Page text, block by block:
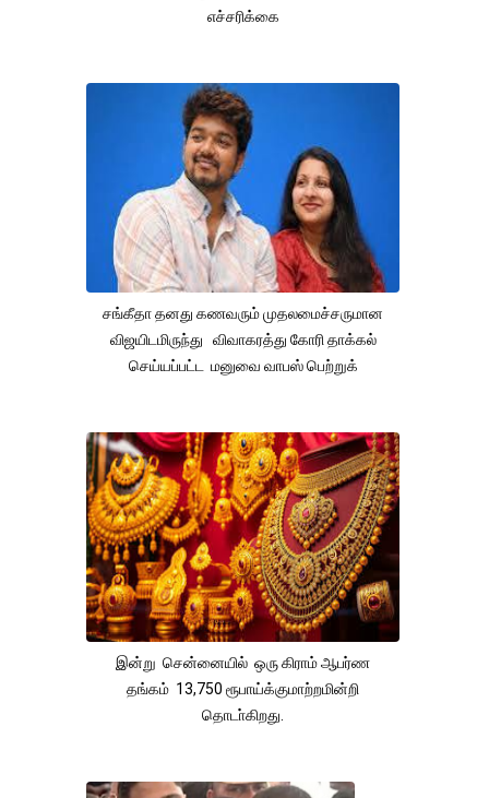
எச்சரிக்கை
சங்கீதா தனது கணவரும் முதலமைச்சருமான
விஜயிடமிருந்து விவாகரத்து கோரி தாக்கல்
செய்யப்பட்ட மனுவை வாபஸ் பெற்றுக்
இன்று சென்னையில் ஒரு கிராம் ஆபர்ண
தங்கம் 13,750 ரூபாய்க்குமாற்றமின்றி
தொடா்கிறது.